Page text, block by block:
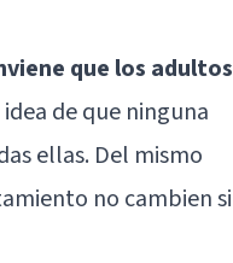
que los adultos
de que ninguna
ellas. Del mismo
no cambien si